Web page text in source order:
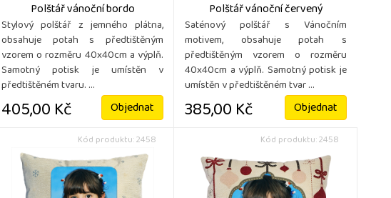
Polštář vánoční bordo
Stylový polštář z jemného plátna,
obsahuje potah s předtištěným
vzorem o rozměru 40x40cm a výplň.
Samotný potisk je umístěn v
předtištěném tvaru. ...
405,00 Kč Objednat
Polštář vánoční červený
Saténový polštář s Vánočním
motivem, obsahuje potah s
předtištěným vzorem o rozměru
40x40cm a výplň. Samotný potisk je
umístěn v předtištěném tvar ...
385,00 Kč Objednat
Kód produktu: 2458 Kód produktu: 2458